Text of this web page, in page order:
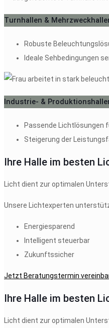
Turnhallen &
Robuste
Ideale Sehbedingungen
Industrie- &
Passende Lichtlösungen
Steigerung der
Ihre Halle im besten
Licht dient zur optimalen
Unsere Lichtexperten
Energiesparend
Intelligent steuerbar
Zukunftssicher
Jetzt Beratungstermin
Ihre Halle im besten
Licht dient zur optimalen